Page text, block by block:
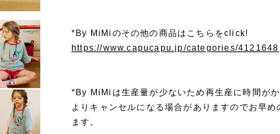
*By MiMiのその他の商品はこちらをclick!
https://www.capucapu.jp/categories/4121648
*By MiMiは生産量が少ないため再生産に時間が
よりキャンセルになる場合がありますのでお早め
ます。